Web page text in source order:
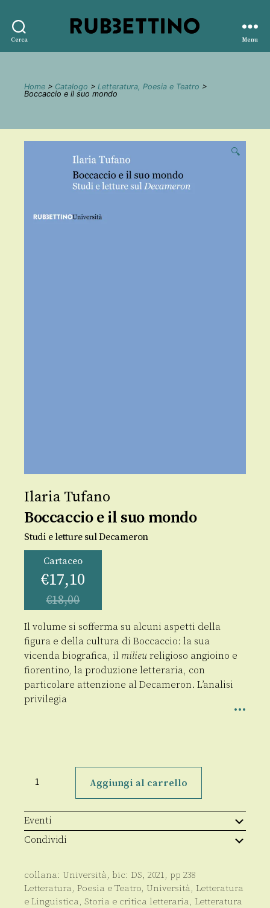
Cerca
editore
Menu
Home > Catalogo > Letteratura, Poesia e Teatro >
Boccaccio e il suo mondo
🔍
Ilaria Tufano
Boccaccio e il suo mondo
Studi e letture sul Decameron
Cartaceo
€17,10
€18,00
Il volume si sofferma su alcuni aspetti della
figura e della cultura di Boccaccio: la sua
vicenda biografica, il milieu religioso angioino e
fiorentino, la produzione letteraria, con
particolare attenzione al Decameron. L’analisi
privilegia
mondo
quantità
Aggiungi al carrello
Eventi
Condividi
collana: Università, bic: DS, 2021, pp 238
Letteratura, Poesia e Teatro, Università, Letteratura
e Linguistica, Storia e critica letteraria, Letteratura